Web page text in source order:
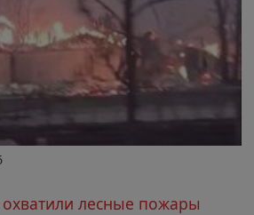
лесные пожары